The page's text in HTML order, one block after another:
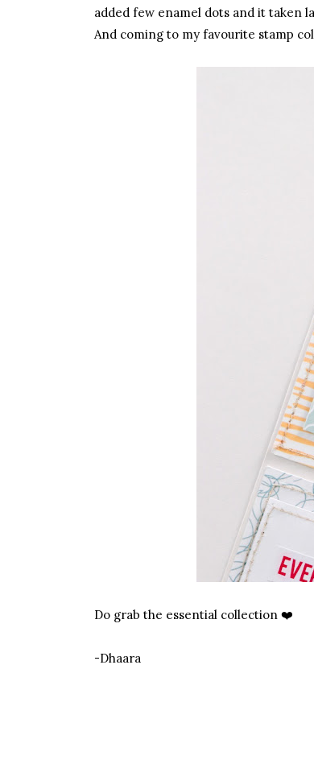
added few enamel dots and it taken
And coming to my favourite stamp
Do grab the essential collection ❤️
-Dhaara